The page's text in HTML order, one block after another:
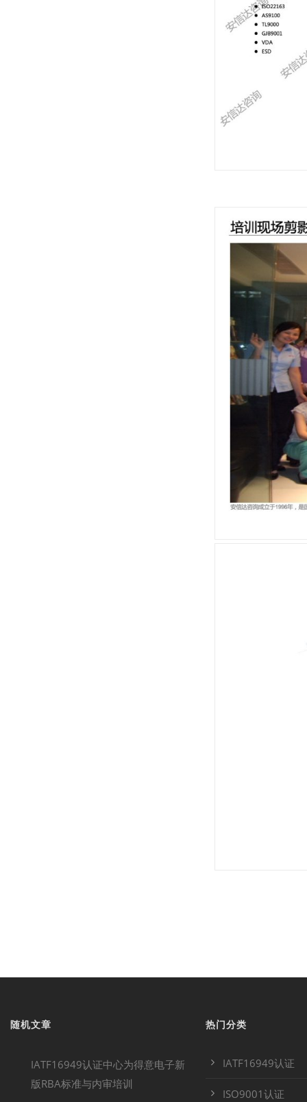
随机文章
IATF16949认证中心为得意电子新
版RBA标准与内审培训
热门分类
IATF16949认证
ISO9001认证